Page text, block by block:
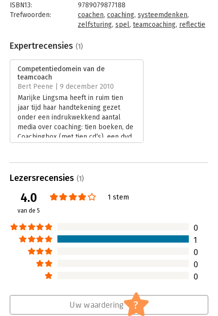
ISBN13:
9789079877188
Trefwoorden:
coachen, coaching, systeemdenken,
zelfsturing, spel, teamcoaching, reflectie
Bindwijze:
spel (H)
Uitgever:
VOF Lingsma & Boers
Druk:
1
Verschijningsdatum:
1-6-2010
Hoofdrubriek: Coaching en trainen
Expertrecensies (1)
Competentiedomein van de
teamcoach
Bert Peene | 9 december 2010
Marijke Lingsma heeft in ruim tien
jaar tijd haar handtekening gezet
onder een indrukwekkend aantal
media over coaching: tien boeken, de
Coachingbox (met tien cd’s), een dvd,
geleden verscheen, is spel nummer
Lees verder
Lezersrecensies (1)
4.0
van de 5
1 stem
0
1
0
0
0
Uw waardering ?